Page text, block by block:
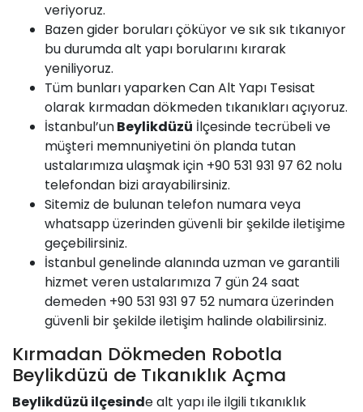
veriyoruz.
Bazen gider boruları çöküyor ve sık sık tıkanıyor
bu durumda alt yapı borularını kırarak
yeniliyoruz.
Tüm bunları yaparkenCanAlt Yapı Tesisat
olarak kırmadan dökmeden tıkanıkları açıyoruz.
İstanbul’unBeylikdüzü İlçesinde tecrübeli ve
müşteri memnuniyetini ön planda tutan
ustalarımıza ulaşmak için +90 531 931 97 62 nolu
telefondan bizi arayabilirsiniz.
Sitemiz de bulunan telefon numara veya
whatsapp üzerinden güvenli bir şekilde iletişime
geçebilirsiniz.
İstanbul genelinde alanında uzman ve garantili
hizmet veren ustalarımıza 7 gün 24 saat
demeden +90 531 931 97 52 numara üzerinden
güvenli bir şekilde iletişim halinde olabilirsiniz.
Kırmadan Dökmeden Robotla
Beylikdüzü de Tıkanıklık Açma
Beylikdüzü ilçesinde alt yapı ile ilgili tıkanıklık